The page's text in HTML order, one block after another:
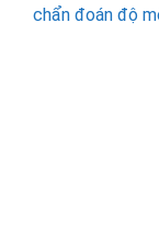
chẩn đoán độ